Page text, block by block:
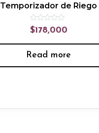
Temporizador de Riego
Rated
0
of
5
$178,000
Read more